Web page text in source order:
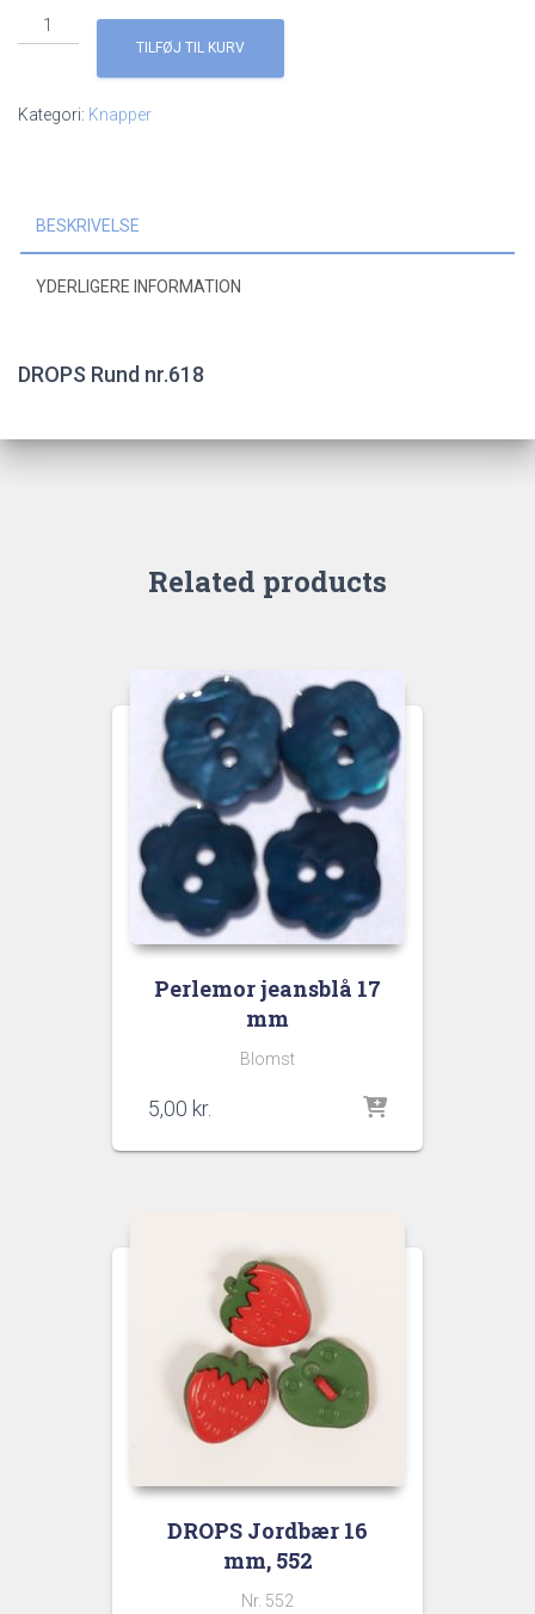
DROPS
Perlemor
mm,
TILFØJ TIL KURV
Kategori: Knapper
BESKRIVELSE
YDERLIGERE INFORMATION
DROPS Rund nr.618
Related products
Perlemor jeansblå 17
mm
Blomst
5,00 kr.
DROPS Jordbær 16
mm, 552
Nr. 552